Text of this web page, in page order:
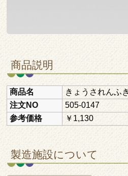
商品説明
商品名
きょうされんふ
注文NO
505-0147
参考価格
￥1,130
製造施設について